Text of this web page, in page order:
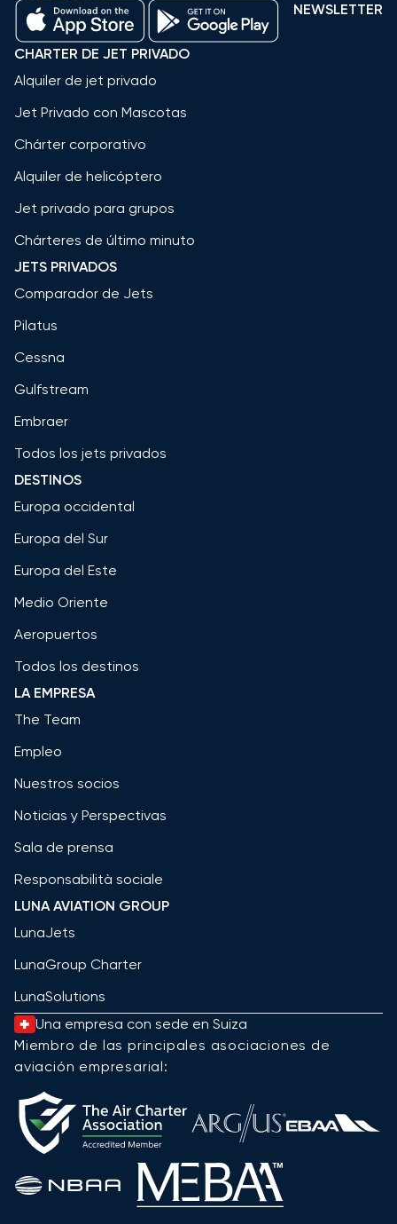
NEWSLETTER
CHARTER DE JET PRIVADO
Alquiler de jet privado
Jet Privado con Mascotas
Chárter corporativo
Alquiler de helicóptero
Jet privado para grupos
Chárteres de último minuto
JETS PRIVADOS
Comparador de Jets
Pilatus
Cessna
Gulfstream
Embraer
Todos los jets privados
DESTINOS
Europa occidental
Europa del Sur
Europa del Este
Medio Oriente
Aeropuertos
Todos los destinos
LA EMPRESA
The Team
Empleo
Nuestros socios
Noticias y Perspectivas
Sala de prensa
Responsabilità sociale
LUNA AVIATION GROUP
LunaJets
LunaGroup Charter
LunaSolutions
Una empresa con sede en Suiza
Miembro de las principales asociaciones de
aviación empresarial: